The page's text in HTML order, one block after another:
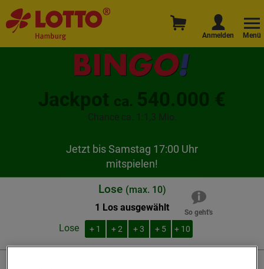
Anmelden Menü
Jackpot ca. 540.000 €
Chance ca. 1:1,3 Mio.
Jetzt bisSamstag 17:00 Uhr
mitspielen!
Lose (max. 10)
1 Los ausgewählt
Lose
+ 1 +2 +3 + 5 + 10
So geht's